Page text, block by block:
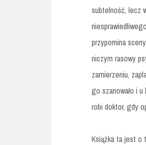
subtelność, lecz
przypomina
niczym rasowy
zamierzeniu,
go szanowało i
robi doktor, gdy
Książka ta jest o